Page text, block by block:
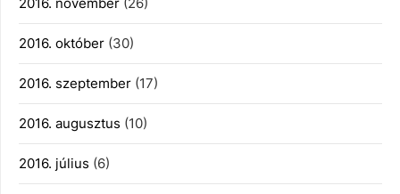
2016. november (26)
2016. október (30)
2016. szeptember (17)
2016. augusztus (10)
2016. július (6)